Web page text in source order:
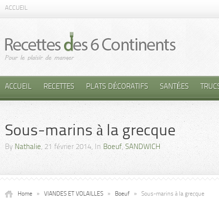
ACCUEIL
ACCUEIL RECETTES PLATS DÉCORATIFS SANTÉES
Sous-marins à la grecque
By Nathalie, 21 février 2014, In Boeuf,SANDWICH
Home » VIANDES ET VOLAILLES » Boeuf » Sous-marins à la grecque